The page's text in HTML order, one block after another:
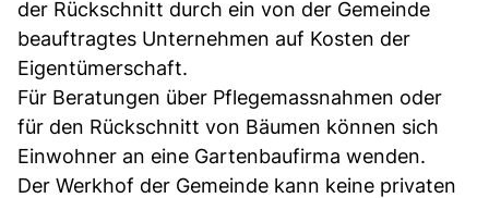
der Rückschnitt durch ein von der Gemeinde
beauftragtes Unternehmen auf Kosten der
Eigentümerschaft.
Für Beratungen über Pflegemassnahmen oder
für den Rückschnitt von Bäumen können sich
Einwohner an eine Gartenbaufirma wenden.
Der Werkhof der Gemeinde kann keine privaten